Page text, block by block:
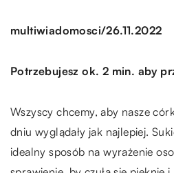
multiwiadomosci/26.11.2022
Potrzebujesz ok. 2 min. aby
Wszyscy chcemy, aby nasze
dniu wyglądały jak najlepiej.
idealny sposób na wyrażenie